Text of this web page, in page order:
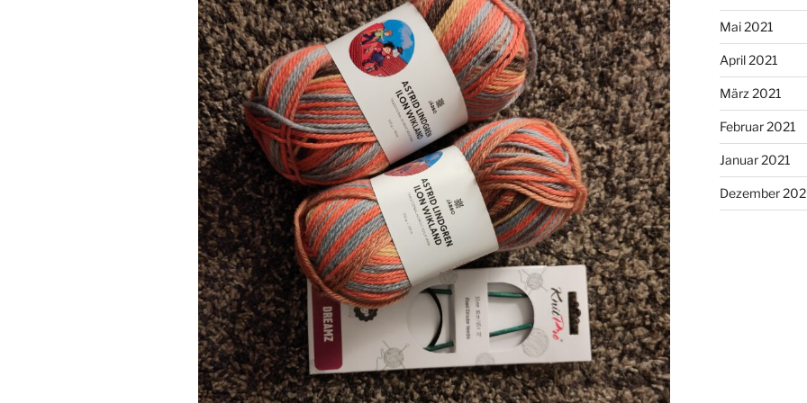
Mai 2021
April 2021
März 2021
Februar 2021
Januar 2021
Dezember